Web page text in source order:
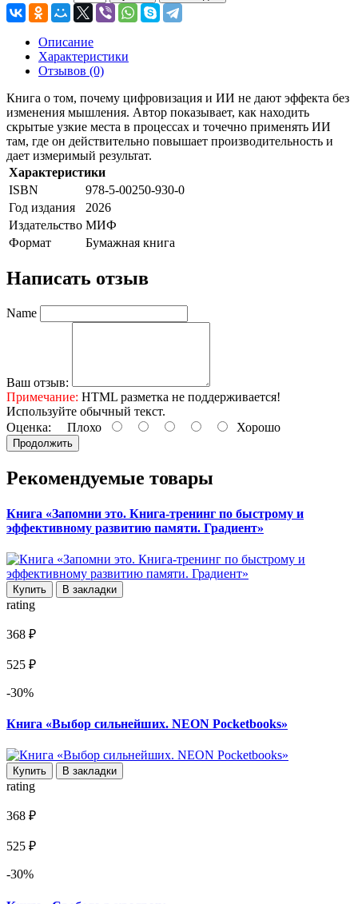
Описание
Характеристики
Отзывов (0)
Книга о том, почему цифровизация и ИИ не дают эффекта без
изменения мышления. Автор показывает, как находить
скрытые узкие места в процессах и точечно применять ИИ
там, где он действительно повышает производительность и
дает измеримый результат.
Характеристики
ISBN
978-5-00250-930-0
Год издания
2026
Издательство МИФ
Формат
Бумажная книга
Написать отзыв
Name
Ваш отзыв:
Примечание: HTML разметка не поддерживается!
Используйте обычный текст.
Оценка: Плохо Хорошо
Продолжить
Рекомендуемые товары
Книга «Запомни это. Книга-тренинг по быстрому и
эффективному развитию памяти. Градиент»
Купить В закладки
rating
368 ₽
525 ₽
-30%
Книга «Выбор сильнейших. NEON Pocketbooks»
Купить В закладки
rating
368 ₽
525 ₽
-30%